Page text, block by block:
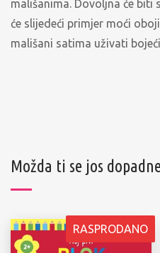
mališanima. Dovoljna će biti
će slijedeći primjer moći
mališani satima uživati
Možda ti se jos
RASPRODANO